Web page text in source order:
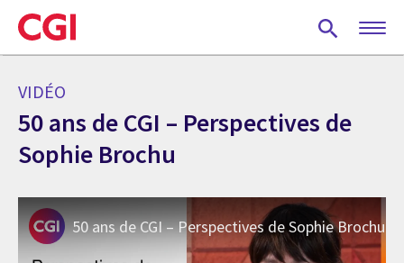
Skip
to
main
VIDÉO
50 ans de CGI – Perspectives de
Sophie Brochu
50 ans de CGI – Perspectives de Sophie Brochu